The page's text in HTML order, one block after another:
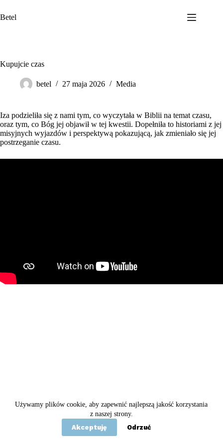
do
treści
Używamy plików cookie, aby zapewnić najlepszą jakość korzystania
z naszej strony.
Akceptuję
Odrzuć
Betel
Kupujcie czas
betel 27 maja 2026 Media
Iza podzieliła się z nami tym, co wyczytała w Biblii na temat czasu,
oraz tym, co Bóg jej objawił w tej kwestii. Dopełniła to historiami z jej
misyjnych wyjazdów i perspektywą pokazującą, jak zmieniało się jej
postrzeganie czasu.
Copyright © 2020 - 2026 Betel